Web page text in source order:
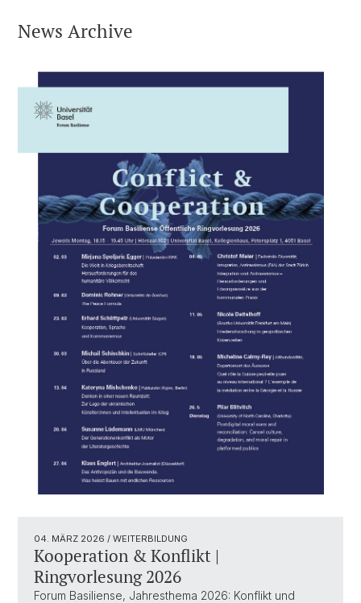
News Archive
04. MÄRZ 2026 / WEITERBILDUNG
Kooperation & Konflikt |
Ringvorlesung 2026
Forum Basiliense, Jahresthema 2026: Konflikt und